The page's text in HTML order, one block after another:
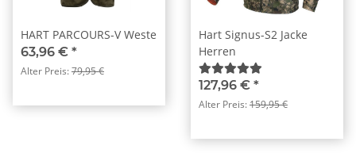
HART PARCOURS-V Weste
63,96 € *
Alter Preis:79,95 €
Hart Signus-S2 Jacke
Herren
127,96 € *
Alter Preis:159,95 €